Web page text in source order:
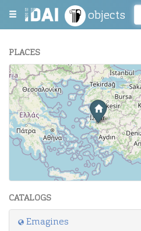
objects
PLACES
+
−
Leaflet| Maps and Data ©
CATALOGS
Emagines